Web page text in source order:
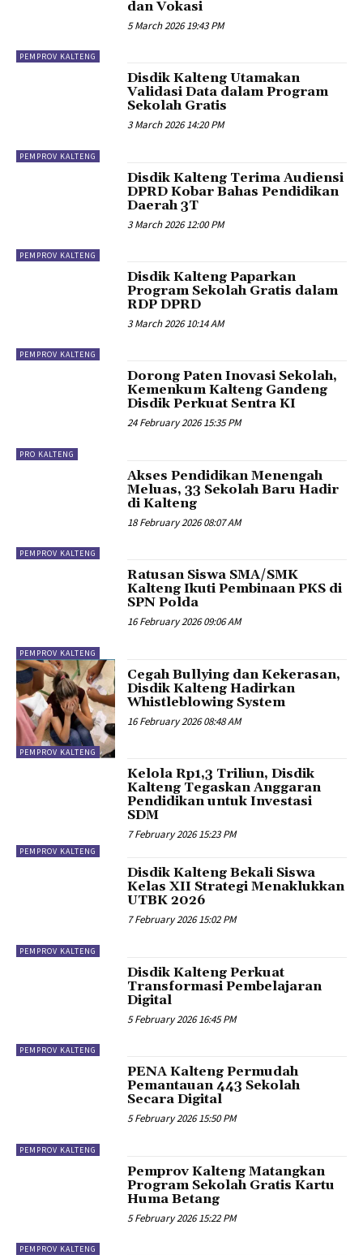
PEMPROV KALTENG
dan Vokasi
5 March 2026 19:43 PM
PEMPROV KALTENG
Disdik Kalteng Utamakan
Validasi Data dalam Program
Sekolah Gratis
3 March 2026 14:20 PM
PEMPROV KALTENG
Disdik Kalteng Terima Audiensi
DPRD Kobar Bahas Pendidikan
Daerah 3T
3 March 2026 12:00 PM
PEMPROV KALTENG
Disdik Kalteng Paparkan
Program Sekolah Gratis dalam
RDP DPRD
3 March 2026 10:14 AM
PRO KALTENG
Dorong Paten Inovasi Sekolah,
Kemenkum Kalteng Gandeng
Disdik Perkuat Sentra KI
24 February 2026 15:35 PM
PEMPROV KALTENG
Akses Pendidikan Menengah
Meluas, 33 Sekolah Baru Hadir
di Kalteng
18 February 2026 08:07 AM
PEMPROV KALTENG
Ratusan Siswa SMA/SMK
Kalteng Ikuti Pembinaan PKS di
SPN Polda
16 February 2026 09:06 AM
PEMPROV KALTENG
Cegah Bullying dan Kekerasan,
Disdik Kalteng Hadirkan
Whistleblowing System
16 February 2026 08:48 AM
PEMPROV KALTENG
Kelola Rp1,3 Triliun, Disdik
Kalteng Tegaskan Anggaran
Pendidikan untuk Investasi
SDM
7 February 2026 15:23 PM
PEMPROV KALTENG
Disdik Kalteng Bekali Siswa
Kelas XII Strategi Menaklukkan
UTBK 2026
7 February 2026 15:02 PM
PEMPROV KALTENG
Disdik Kalteng Perkuat
Transformasi Pembelajaran
Digital
5 February 2026 16:45 PM
PEMPROV KALTENG
PENA Kalteng Permudah
Pemantauan 443 Sekolah
Secara Digital
5 February 2026 15:50 PM
PEMPROV KALTENG
Pemprov Kalteng Matangkan
Program Sekolah Gratis Kartu
Huma Betang
5 February 2026 15:22 PM